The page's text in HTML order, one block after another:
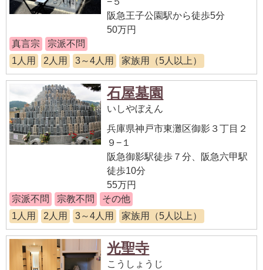
阪急王子公園駅から徒歩5分
50万円
真言宗
宗派不問
1人用
2人用 3～4人用 家族用（5人以上）
石屋墓園
いしやぼえん
兵庫県神戸市東灘区御影３丁目２
９−１
阪急御影駅徒歩７分、阪急六甲駅
徒歩10分
55万円
宗派不問
宗教不問
その他
1人用
2人用 3～4人用 家族用（5人以上）
光聖寺
こうしょうじ